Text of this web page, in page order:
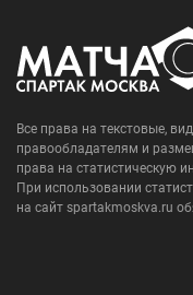
Все права на текстовые,
правообладателям и
права на статистическую
При использовании
на сайт spartakmoskva.ru